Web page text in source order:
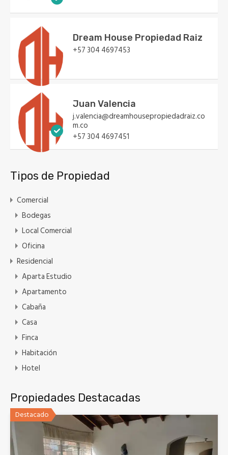
Dream House Propiedad Raiz
+57 304 4697453
Juan Valencia
j.valencia@dreamhousepropiedadraiz.co
m.co
+57 304 4697451
Tipos de Propiedad
Comercial
Bodegas
Local Comercial
Oficina
Residencial
Aparta Estudio
Apartamento
Cabaña
Casa
Finca
Habitación
Hotel
Propiedades Destacadas
Destacado